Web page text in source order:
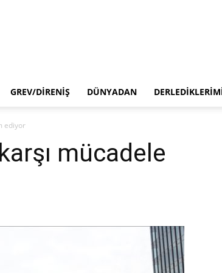
GREV/DIRENIŞ DÜNYADAN
ediyor
mücadele